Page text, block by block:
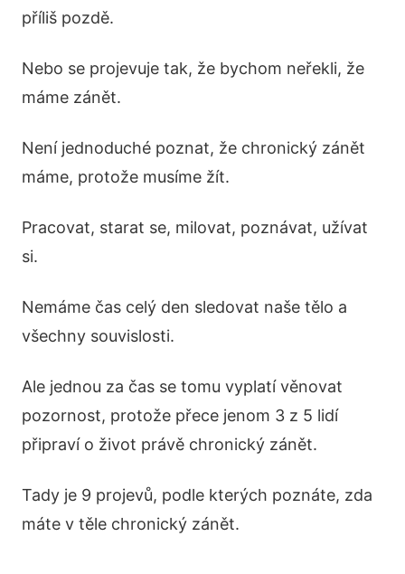
příliš pozdě.
Nebo se projevuje tak, že bychom neřekli, že
máme zánět.
Není jednoduché poznat, že chronický zánět
máme, protože musíme žít.
Pracovat, starat se, milovat, poznávat, užívat
si.
Nemáme čas celý den sledovat naše tělo a
všechny souvislosti.
Ale jednou za čas se tomu vyplatí věnovat
pozornost, protože přece jenom 3 z 5 lidí
připraví o život právě chronický zánět.
Tady je 9 projevů, podle kterých poznáte, zda
máte v těle chronický zánět.